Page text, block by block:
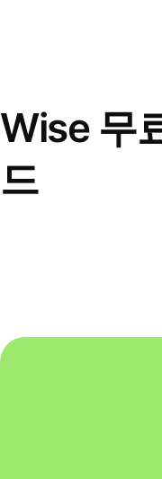
Wise 무
드